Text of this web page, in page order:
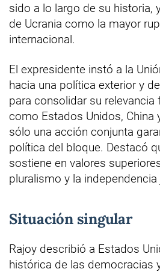
sido a lo largo de su historia,
de Ucrania como la mayor
internacional.
El expresidente instó a la
hacia una política exterior y
para consolidar su relevancia
como Estados Unidos, China
sólo una acción conjunta
política del bloque. Destacó
sostiene en valores
pluralismo y la independencia
Situación singular
Rajoy describió a Estados
histórica de las democracias